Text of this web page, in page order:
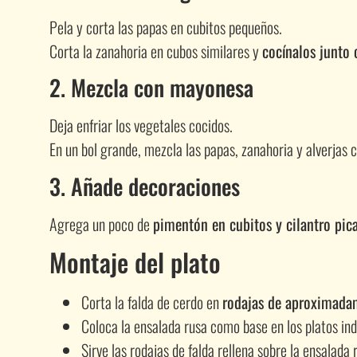
Pela y corta las papas en cubitos pequeños.
Corta la zanahoria en cubos similares ycocínalos junto
2. Mezcla con mayonesa
Deja enfriar los vegetales cocidos.
En un bol grande, mezcla las papas, zanahoria y alverjas
3. Añade decoraciones
Agrega un poco de pimentón en cubitos y cilantro
Montaje del plato
Corta la falda de cerdo enrodajas de
Coloca la ensalada rusa como base en los platos
Sirve las rodajas de falda rellena sobre la